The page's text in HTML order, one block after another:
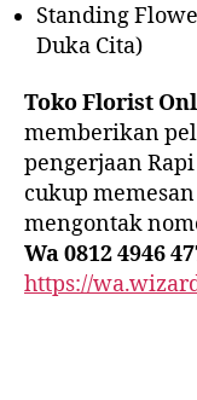
Standing
Duka Cita)
Toko Florist
memberikan
pengerjaan
cukup
mengontak
Wa 0812 4946
https://